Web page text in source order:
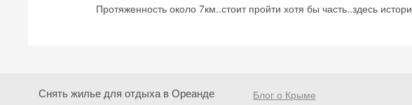
Протяженность около 7км..стоит пройти хотя бы часть..здесь
Снять жилье для отдыха в Ореанде
Блог о Крыме